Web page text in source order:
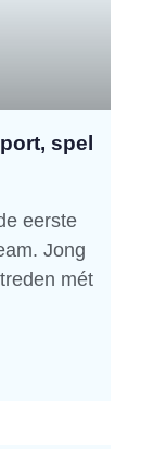
spel
eerste
Jong
mét